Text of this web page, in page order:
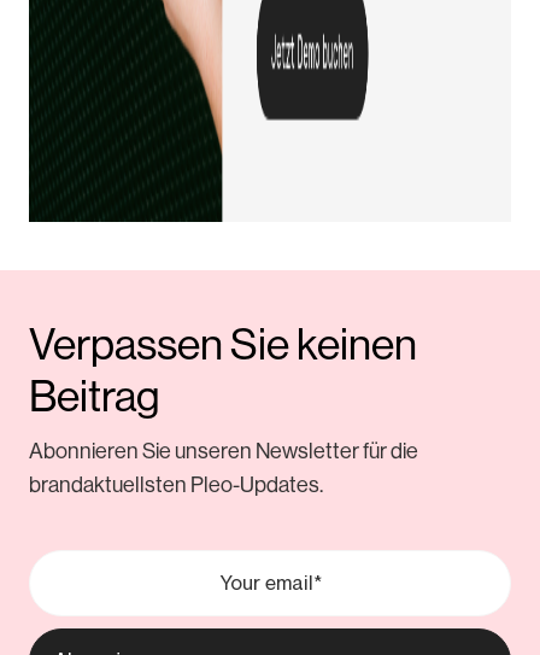
Verpassen Sie keinen
Beitrag
Abonnieren Sie unseren Newsletter für die
brandaktuellsten Pleo-Updates.